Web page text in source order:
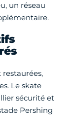
un réseau
restaurées,
Le skate
sécurité et
Pershing